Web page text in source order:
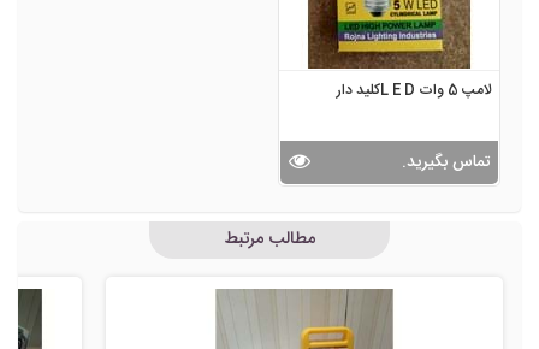
لامپ 5 وات L E Dکلید دار
تماس بگیرید.
مطالب مرتبط